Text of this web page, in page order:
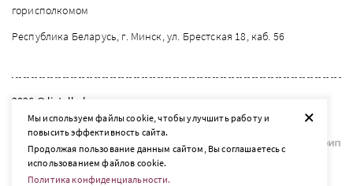
+
Мы используем файлы cookie, чтобы улучшить работу и
повысить эффективность сайта.
Продолжая пользование данным сайтом, Вы соглашаетесь с
использованием файлов cookie.
Политика конфиденциальности.
горисполкомом
Республика Беларусь, г. Минск, ул. Брестская 18, каб. 56
2026 © listelle.by
Разработка сайта — SLAM